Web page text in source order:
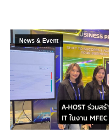
News & Event